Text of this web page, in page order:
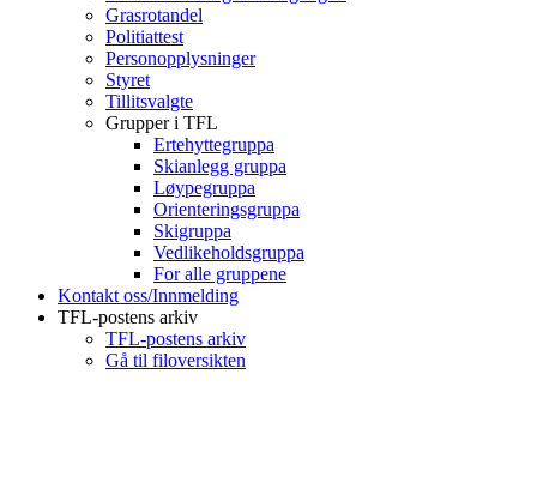
Grasrotandel
Politiattest
Personopplysninger
Styret
Tillitsvalgte
Grupper i TFL
Ertehyttegruppa
Skianlegg gruppa
Løypegruppa
Orienteringsgruppa
Skigruppa
Vedlikeholdsgruppa
For alle gruppene
Kontakt oss/Innmelding
TFL-postens arkiv
TFL-postens arkiv
Gå til filoversikten